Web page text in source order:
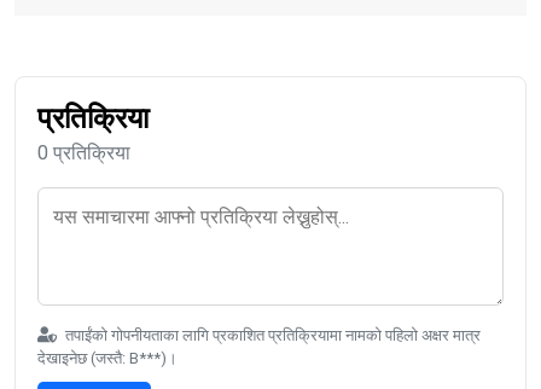
प्रतिक्रिया
0 प्रतिक्रिया
तपाईंको गोपनीयताका लागि प्रकाशित प्रतिक्रियामा नामको पहिलो अक्षर मात्र
देखाइनेछ (जस्तै: B***)।